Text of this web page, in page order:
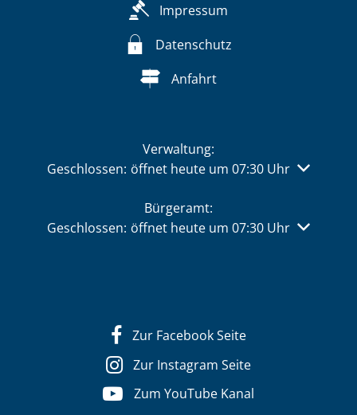
Impressum
Datenschutz
Anfahrt
Verwaltung:
Klicken, um weitere Öffnungs- oder Schließzeiten
Geschlossen: öffnet heute um 07:30 Uhr
Bürgeramt:
Klicken, um weitere Öffnungs- oder Schließzeiten
Geschlossen: öffnet heute um 07:30 Uhr
Zur Facebook Seite
Zur Instagram Seite
Zum YouTube Kanal